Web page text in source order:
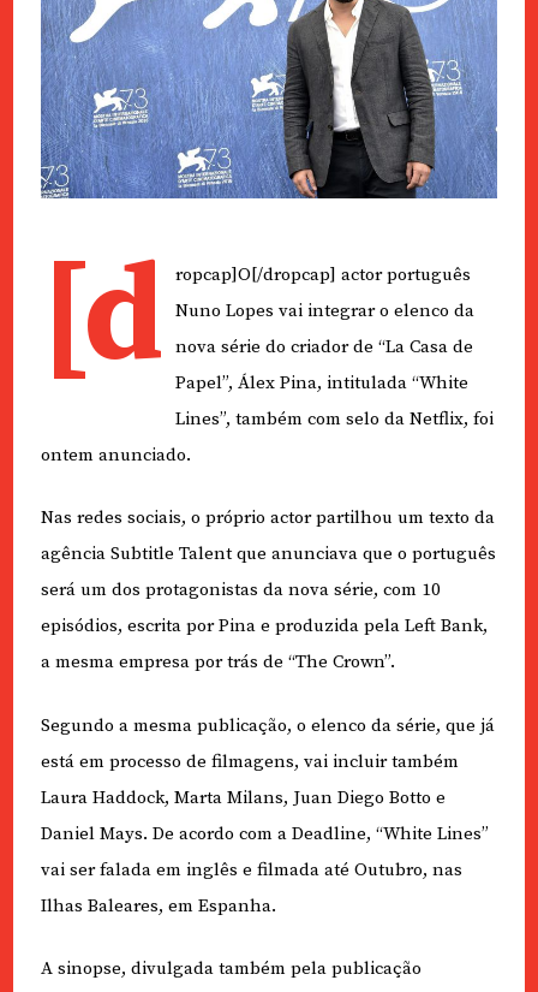
[d
ropcap]O[/dropcap] actor português
Nuno Lopes vai integrar o elenco da
nova série do criador de “La Casa de
Papel”, Álex Pina, intitulada “White
Lines”, também com selo da Netflix, foi
ontem anunciado.
Nas redes sociais, o próprio actor partilhou um texto da
agência Subtitle Talent que anunciava que o português
será um dos protagonistas da nova série, com 10
episódios, escrita por Pina e produzida pela Left Bank,
a mesma empresa por trás de “The Crown”.
Segundo a mesma publicação, o elenco da série, que já
está em processo de filmagens, vai incluir também
Laura Haddock, Marta Milans, Juan Diego Botto e
Daniel Mays. De acordo com a Deadline, “White Lines”
vai ser falada em inglês e filmada até Outubro, nas
Ilhas Baleares, em Espanha.
A sinopse, divulgada também pela publicação